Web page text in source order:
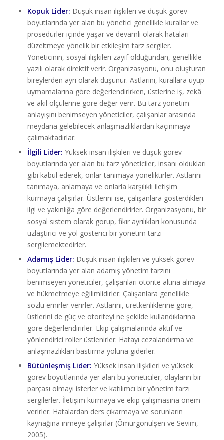
Kopuk Lider: Düşük insan ilişkileri ve düşük görev
boyutlarında yer alan bu yönetici genellikle kurallar ve
prosedürler içinde yaşar ve devamlı olarak hataları
düzeltmeye yönelik bir etkileşim tarz sergiler.
Yöneticinin, sosyal ilişkileri zayıf olduğundan, genellikle
yazılı olarak direktif verir. Organizasyonu, onu oluşturan
bireylerden ayrı olarak düşünür. Astlarını, kurallara uyup
uymamalarına göre değerlendirirken, üstlerine iş, zekâ
ve akıl ölçülerine göre değer verir. Bu tarz yönetim
anlayışını benimseyen yöneticiler, çalışanlar arasında
meydana gelebilecek anlaşmazlıklardan kaçınmaya
çalımaktadırlar.
İlgili Lider: Yüksek insan ilişkileri ve düşük görev
boyutlarında yer alan bu tarz yöneticiler, insanı oldukları
gibi kabul ederek, onlar tanımaya yöneliktirler. Astlarını
tanımaya, anlamaya ve onlarla karşılıklı iletişim
kurmaya çalışırlar. Üstlerini ise, çalışanlara gösterdikleri
ilgi ve yakınlığa göre değerlendirirler. Organizasyonu, bir
sosyal sistem olarak görüp, fikir ayrılıkları konusunda
uzlaştırıcı ve yol gösterici bir yönetim tarzı
sergilemektedirler.
Adamış Lider: Düşük insan ilişkileri ve yüksek görev
boyutlarında yer alan adamış yönetim tarzını
benimseyen yöneticiler, çalışanları otorite altına almaya
ve hükmetmeye eğilimlidirler. Çalışanlara genellikle
sözlü emirler verirler. Astlarını, üretkenliklerine göre,
üstlerini de güç ve otoriteyi ne şekilde kullandıklarına
göre değerlendirirler. Ekip çalışmalarında aktif ve
yönlendirici roller üstlenirler. Hatayı cezalandırma ve
anlaşmazlıkları bastırma yoluna giderler.
Bütünleşmiş Lider: Yüksek insan ilişkileri ve yüksek
görev boyutlarında yer alan bu yöneticiler, olayların bir
parçası olmayı isterler ve katılımcı bir yönetim tarzı
sergilerler. İletişim kurmaya ve ekip çalışmasına önem
verirler. Hatalardan ders çıkarmaya ve sorunların
kaynağına inmeye çalışırlar (Ömürgönülşen ve Sevim,
2005).